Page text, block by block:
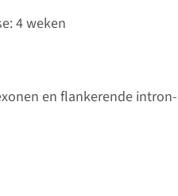
4 weken
en flankerende
4 weken